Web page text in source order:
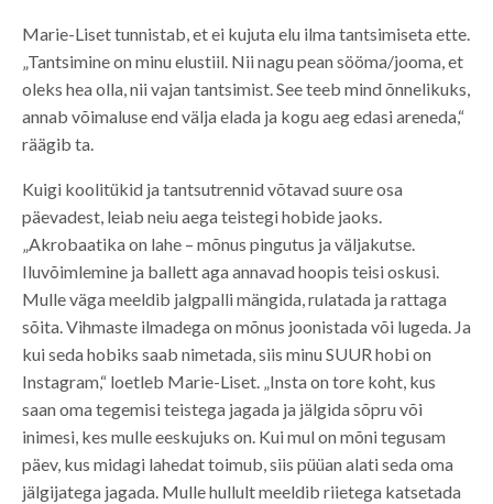
Marie-Liset tunnistab, et ei kujuta elu ilma tantsimiseta ette.
„Tantsimine on minu elustiil. Nii nagu pean sööma/jooma, et
oleks hea olla, nii vajan tantsimist. See teeb mind õnnelikuks,
annab võimaluse end välja elada ja kogu aeg edasi areneda,“
räägib ta.
Kuigi koolitükid ja tantsutrennid võtavad suure osa
päevadest, leiab neiu aega teistegi hobide jaoks.
„Akrobaatika on lahe – mõnus pingutus ja väljakutse.
Iluvõimlemine ja ballett aga annavad hoopis teisi oskusi.
Mulle väga meeldib jalgpalli mängida, rulatada ja rattaga
sõita. Vihmaste ilmadega on mõnus joonistada või lugeda. Ja
kui seda hobiks saab nimetada, siis minu SUUR hobi on
Instagram,“ loetleb Marie-Liset. „Insta on tore koht, kus
saan oma tegemisi teistega jagada ja jälgida sõpru või
inimesi, kes mulle eeskujuks on. Kui mul on mõni tegusam
päev, kus midagi lahedat toimub, siis püüan alati seda oma
jälgijatega jagada. Mulle hullult meeldib riietega katsetada